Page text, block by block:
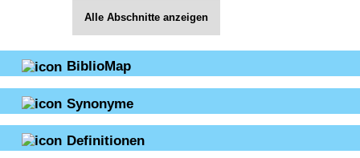
Alle Abschnitte anzeigen
BiblioMap
Synonyme
Definitionen